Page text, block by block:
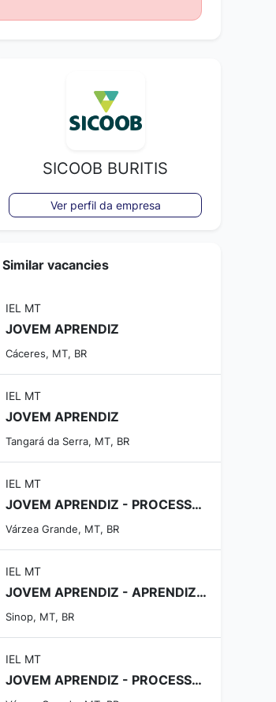
SICOOB BURITIS
Ver perfil da empresa
Similar vacancies
IEL MT
JOVEM APRENDIZ
Cáceres, MT, BR
IEL MT
JOVEM APRENDIZ
Tangará da Serra, MT, BR
IEL MT
JOVEM APRENDIZ - PROCESSOS LOGÍSTICOS (VESPERTINO)
Várzea Grande, MT, BR
IEL MT
JOVEM APRENDIZ - APRENDIZAGEM INDUSTRIAL EM GESTÃO (MATUTINO)
Sinop, MT, BR
IEL MT
JOVEM APRENDIZ - PROCESSOS LOGÍSTICOS (MATUTINO)